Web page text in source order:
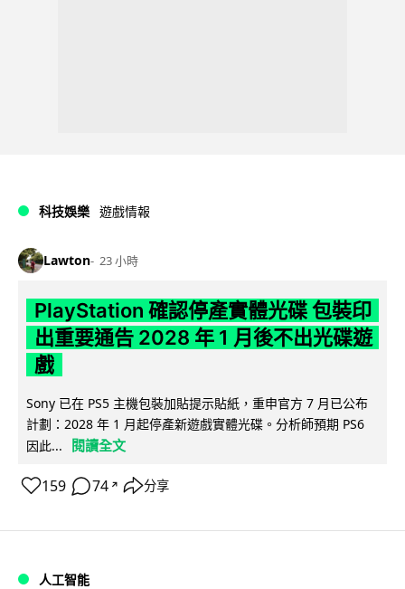
科技娛樂 遊戲情報
Lawton 23 小時
PlayStation 確認停產實體光碟 包裝印
出重要通告 2028 年 1 月後不出光碟遊
戲
Sony 已在 PS5 主機包裝加貼提示貼紙，重申官方 7 月已公布
計劃：2028 年 1 月起停產新遊戲實體光碟。分析師預期 PS6
因此...
閱讀全文
159 74 ↗ 分享
人工智能